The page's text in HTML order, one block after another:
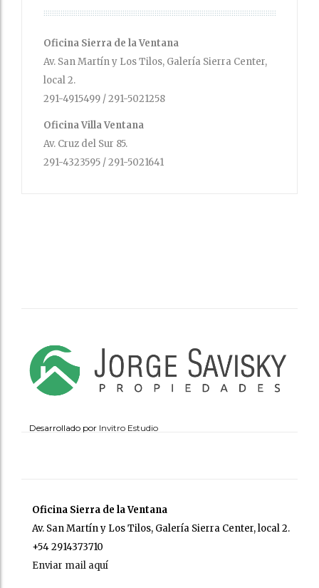
Oficina Sierra de la Ventana
Av. San Martín y Los Tilos, Galería Sierra Center,
local 2.
291-4915499 / 291-5021258
Oficina Villa Ventana
Av. Cruz del Sur 85.
291-4323595 / 291-5021641
Desarrollado por Invitro Estudio
Oficina Sierra de la Ventana
Av. San Martín y Los Tilos, Galería Sierra Center, local 2.
+54 2914373710
Enviar mail aquí